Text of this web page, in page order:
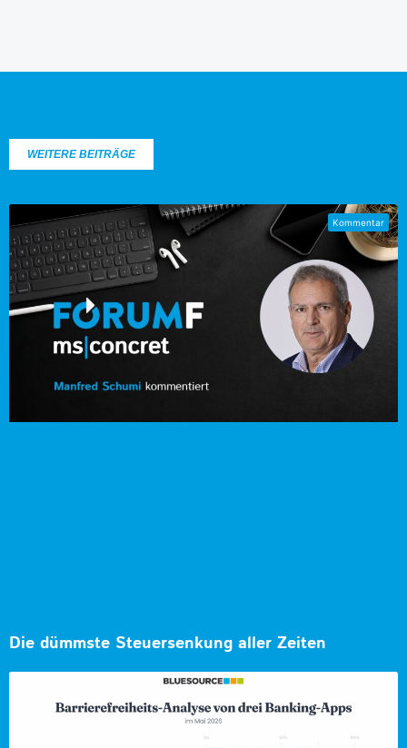
WEITERE BEITRÄGE
Die dümmste Steuersenkung aller Zeiten